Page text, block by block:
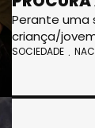
Perante uma
criança/
SOCIEDADE